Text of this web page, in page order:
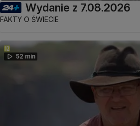
Wydanie z 7.08.2026
FAKTY O ŚWIECIE
52 min